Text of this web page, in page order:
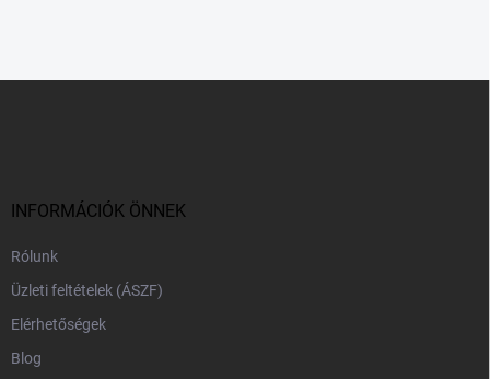
INFORMÁCIÓK ÖNNEK
Rólunk
Üzleti feltételek (ÁSZF)
Elérhetőségek
Blog